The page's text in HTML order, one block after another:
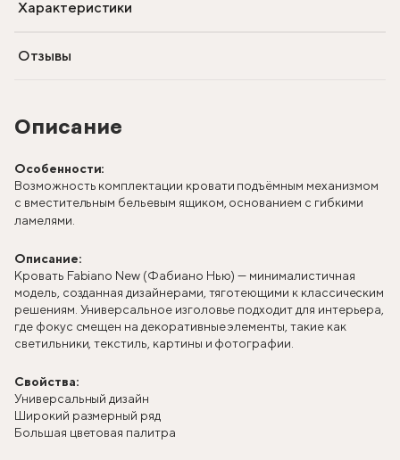
Описание
Особенности:
Возможность комплектации кровати подъёмным механизмом
с вместительным бельевым ящиком, основанием с гибкими
ламелями.
Описание:
Кровать Fabiano New (Фабиано Нью) — минималистичная
модель, созданная дизайнерами, тяготеющими к классическим
решениям. Универсальное изголовье подходит для интерьера,
где фокус смещен на декоративные элементы, такие как
светильники, текстиль, картины и фотографии.
Свойства:
Универсальный дизайн
Широкий размерный ряд
Большая цветовая палитра
Характеристики
Отзывы